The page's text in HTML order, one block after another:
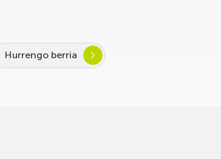
Hurrengo berria